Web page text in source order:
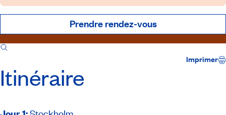
Prendre rendez-vous
Itinéraire
Imprimer
Itinéraire